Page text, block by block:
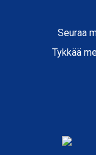
Seuraa
Tykkää